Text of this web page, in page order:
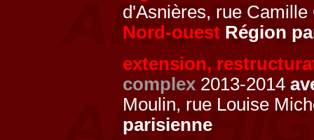
d'Asnières, rue
Nord-ouest Région
extension,
complex 2013-2014
Moulin, rue Louise
parisienne